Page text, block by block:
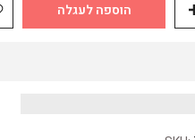
הוספה לעגלה